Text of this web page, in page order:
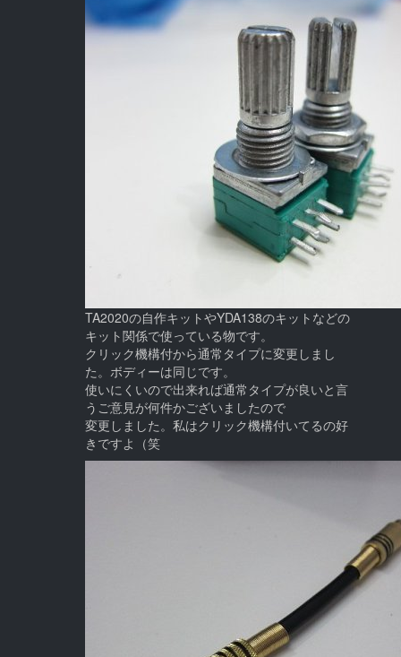
TA2020の自作キットやYDA138のキットなどの
キット関係で使っている物です。
クリック機構付から通常タイプに変更しまし
た。ボディーは同じです。
使いにくいので出来れば通常タイプが良いと言
うご意見が何件かございましたので
変更しました。私はクリック機構付いてるの好
きですよ（笑